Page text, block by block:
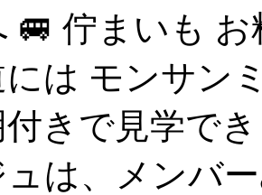
🚐 佇まいも
は モンサン
付きで見学で
は、メンバ